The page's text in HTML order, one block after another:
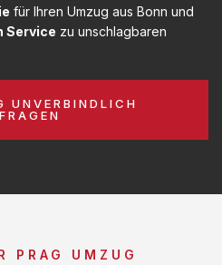
für Ihren Umzug aus Bonn und
Service zu unschlagbaren
UNVERBINDLICH
PRAG UMZUG